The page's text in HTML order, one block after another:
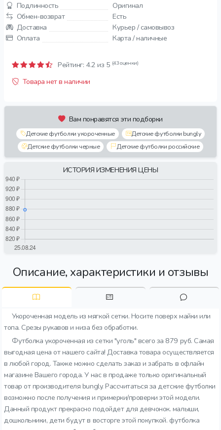
Подлинность
Оригинал
Обмен-возврат
Есть
Доставка
Курьер / самовывоз
Оплата
Карта / наличные
Рейтинг: 4.2 из 5 (43 оценки)
Товара нет в наличии
Вам понравятся эти подборки
Детские футболки укороченные
Детские футболки bungly
Детские футболки черные
Детские футболки российские
ИСТОРИЯ ИЗМЕНЕНИЯ ЦЕНЫ
Описание, характеристики и отзывы
Укороченная модель из мягкой сетки. Носите поверх майки или
топа. Срезы рукавов и низа без обработки.
Футболка укороченная из сетки "уголь" всего за 879 руб. Самая
выгодная цена от нашего сайта! Доставка товара осуществляется
в любой город. Также можно сделать заказ и забрать в офлайн
магазине Вашего города. У нас в продаже только оригинальный
товар от производителя bungly. Рассчитаться за детские футболки
возможно после получения и примерки/проверки этой модели.
Данный продукт прекрасно подойдет для девчонок. малыши,
дошкольники, дети будут в восторге этой покупкой. футболка